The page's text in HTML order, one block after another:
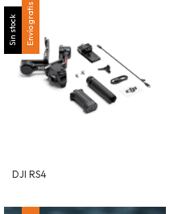
Sin stock Envío gratis
DJI RS4